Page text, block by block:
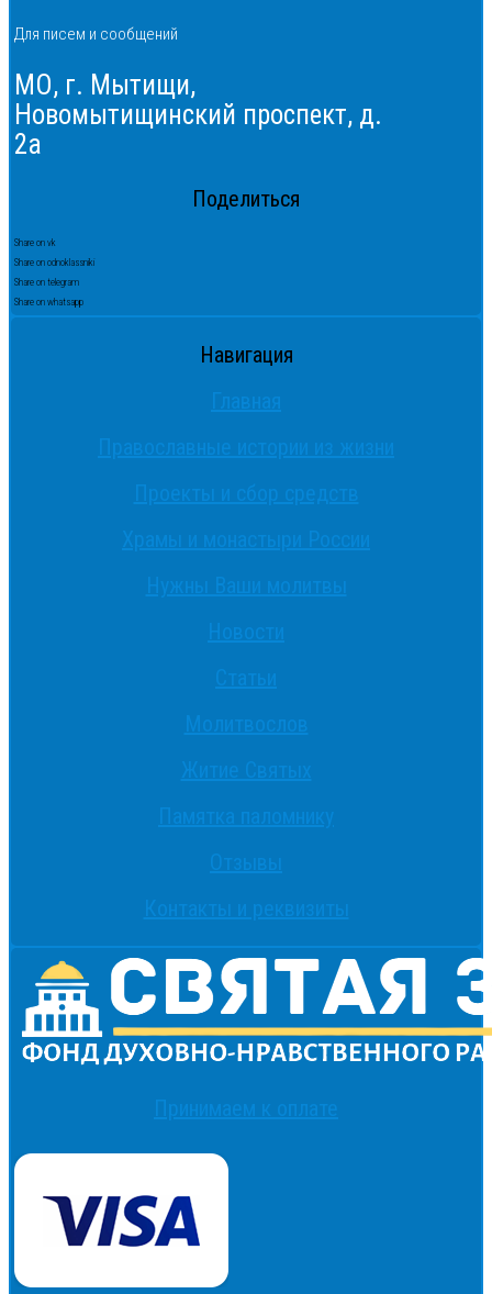
Для писем и сообщений
МО, г. Мытищи,
Новомытищинский проспект, д.
2а
Поделиться
Share on vk
Share on odnoklassniki
Share on telegram
Share on whatsapp
Навигация
Главная
Православные истории из жизни
Проекты и сбор средств
Храмы и монастыри России
Нужны Ваши молитвы
Новости
Статьи
Молитвослов
Житие Святых
Памятка паломнику
Отзывы
Контакты и реквизиты
Принимаем к оплате